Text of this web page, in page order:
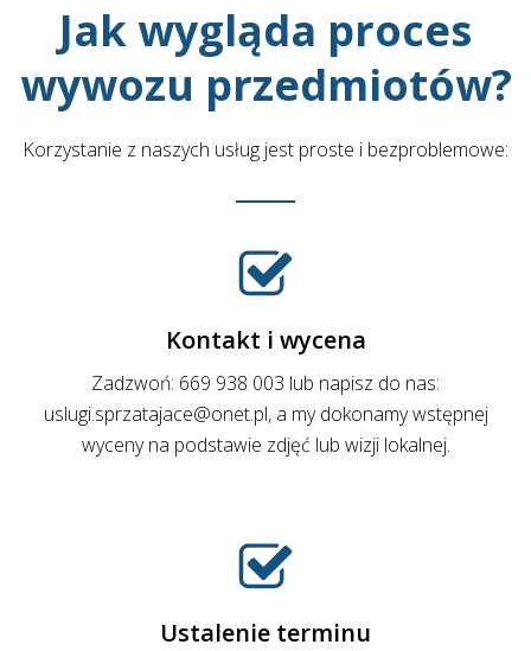
Jak wygląda proces
wywozu przedmiotów?
Korzystanie z naszych usług jest proste i bezproblemowe:
Kontakt i wycena
Zadzwoń: 669 938 003 lub napisz do nas:
uslugi.sprzatajace@onet.pl, a my dokonamy wstępnej
wyceny na podstawie zdjęć lub wizji lokalnej.
Ustalenie terminu